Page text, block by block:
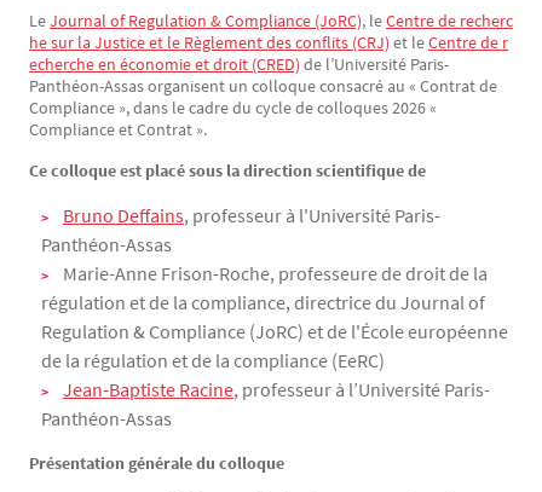
Texte
LeJournal of Regulation & Compliance (JoRC), leCentre de recherc
he sur la Justice et le Règlement des conflits (CRJ) et leCentre de r
echerche en économie et droit (CRED) de l’Université Paris-
Panthéon-Assas organisent un colloque consacré au « Contrat de
Compliance », dans le cadre du cycle de colloques 2026 «
Compliance et Contrat ».
Ce colloque est placé sous la direction scientifique de
Bruno Deffains, professeur à l'Université Paris-
Panthéon-Assas
Marie-Anne Frison-Roche, professeure de droit de la
régulation et de la compliance, directrice du Journal of
Regulation & Compliance (JoRC) et de l'École européenne
de la régulation et de la compliance (EeRC)
Jean-Baptiste Racine, professeur à l’Université Paris-
Panthéon-Assas
Présentation générale du colloque